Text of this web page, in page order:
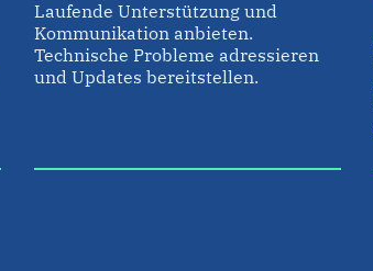
Laufende Unterstützung und
Kommunikation anbieten.
Technische Probleme adressieren
und Updates bereitstellen.